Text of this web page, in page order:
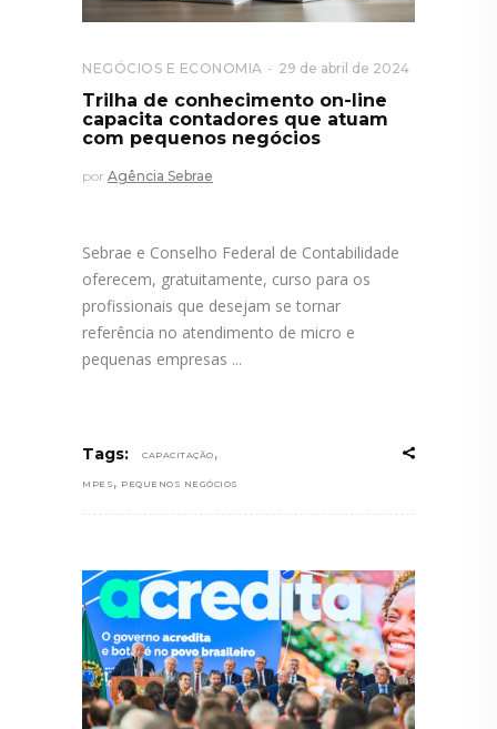
NEGÓCIOS E ECONOMIA 29 de abril de 2024
Trilha de conhecimento on-line
capacita contadores que atuam
com pequenos negócios
por Agência Sebrae
Sebrae e Conselho Federal de Contabilidade
oferecem, gratuitamente, curso para os
profissionais que desejam se tornar
referência no atendimento de micro e
pequenas empresas
Tags: CAPACITAÇÃO ,
MPES , PEQUENOS NEGÓCIOS